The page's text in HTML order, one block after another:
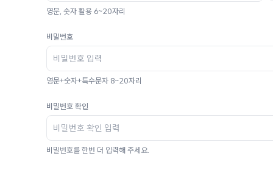
영문, 숫자 활용 6~20자리
비밀번호
영문+숫자+특수문자 8~20자리
비밀번호 확인
비밀번호를 한번 더 입력해 주세요.